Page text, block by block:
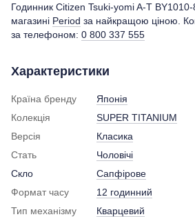
Годинник Citizen Tsuki-yomi A-T
магазині Period за найкращою ціною.
за телефоном: 0 800 337 555
Характеристики
Країна бренду
Японія
Колекція
SUPER TITANIUM
Версія
Класика
Стать
Чоловічі
Скло
Сапфірове
Формат часу
12 годинний
Тип механізму
Кварцевий